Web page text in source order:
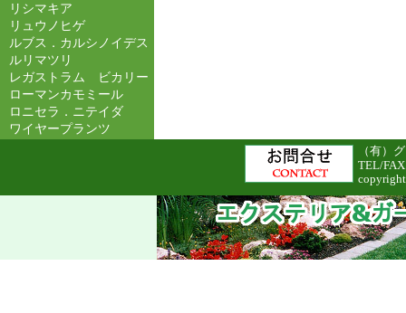
リシマキア
リュウノヒゲ
ルブス．カルシノイデス
ルリマツリ
レガストラム ビカリー
ローマンカモミール
ロニセラ．ニテイダ
ワイヤープランツ
（有）
TEL/
copyright